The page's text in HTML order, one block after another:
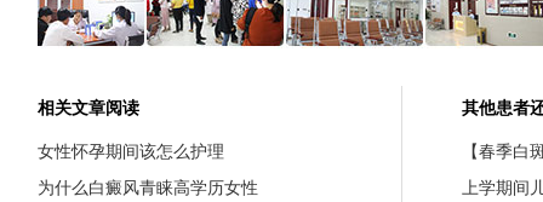
相关文章阅读
女性怀孕期间该怎么护理
为什么白癜风青睐高学历女性
其他患者
【春季白
上学期间